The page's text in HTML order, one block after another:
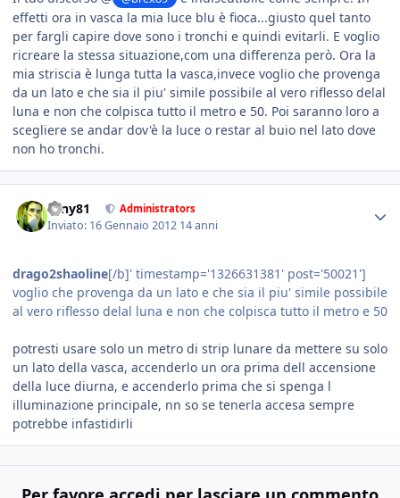
effetti ora in vasca la mia luce blu è fioca...giusto quel tanto
per fargli capire dove sono i tronchi e quindi evitarli. E voglio
ricreare la stessa situazione,com una differenza però. Ora la
mia striscia è lunga tutta la vasca,invece voglio che provenga
da un lato e che sia il piu' simile possibile al vero riflesso delal
luna e non che colpisca tutto il metro e 50. Poi saranno loro a
scegliere se andar dov'è la luce o restar al buio nel lato dove
non ho tronchi.
tony81 Administrators
Inviato: 16 Gennaio 2012 14 anni
drago2shaoline[/b]' timestamp='1326631381' post='50021']
voglio che provenga da un lato e che sia il piu' simile possibile
al vero riflesso delal luna e non che colpisca tutto il metro e 50
potresti usare solo un metro di strip lunare da mettere su solo
un lato della vasca, accenderlo un ora prima dell accensione
della luce diurna, e accenderlo prima che si spenga l
illuminazione principale, nn so se tenerla accesa sempre
potrebbe infastidirli